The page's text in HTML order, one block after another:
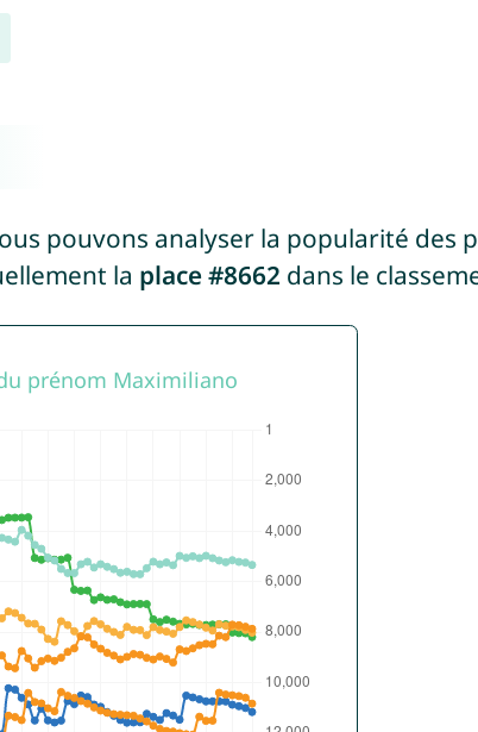
pouvons analyser la popularité des
la place #8662 dans le